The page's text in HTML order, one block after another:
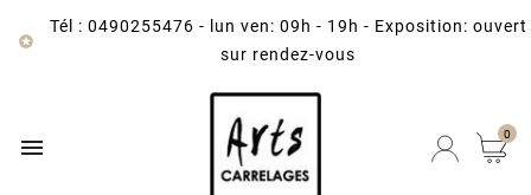

Tél : 0490255476 -
lun ven: 09h - 19h - Exposition: ouvert
sur rendez-vous
 0